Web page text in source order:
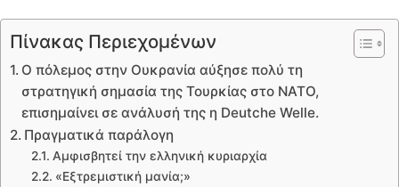
Πίνακας Περιεχομένων
Ο πόλεμος στην Ουκρανία αύξησε πολύ τη
στρατηγική σημασία της Τουρκίας στο ΝΑΤΟ,
επισημαίνει σε ανάλυσή της η Deutche Welle.
Πραγματικά παράλογη
Αμφισβητεί την ελληνική κυριαρχία
«Εξτρεμιστική μανία;»